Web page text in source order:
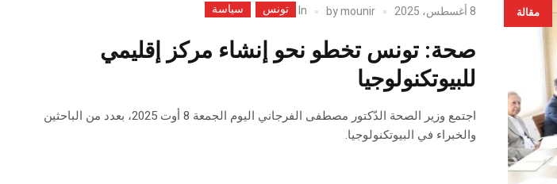
مقالة 8 أغسطس، 2025 bymounir
In تونس سياسة
صحة: تونس تخطو نحو إنشاء مركز إقليمي
للبيوتكنولوجيا
اجتمع وزير الصحة الدّكتور مصطفى الفرجاني اليوم الجمعة 8 أوت 2025، بعدد من الباحثين
والخبراء في البيوتكنولوجيا.